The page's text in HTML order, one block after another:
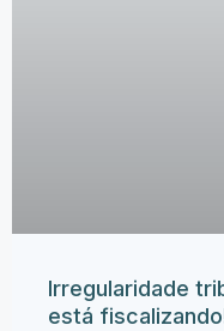
Irregularidade
está